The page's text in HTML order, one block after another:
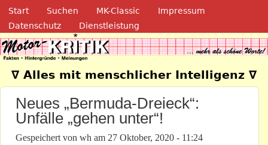
Direkt zum Inhalt
Navigation
Start Suchen MK-Classic
Impressum
Datenschutz
Dienstleistung
Motor-Kritik.de
∇ Alles mit menschlicher Intelligenz ∇
Neues „Bermuda-Dreieck“:
Unfälle „gehen unter“!
Gespeichert von wh am 27 Oktober, 2020 - 11:24